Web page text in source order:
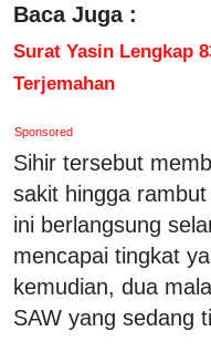
Baca Juga :
Surat Yasin Lengkap
Terjemahan
Sponsored
Sihir tersebut
sakit hingga
ini berlangsung
mencapai tingkat
kemudian, dua
SAW yang sedang